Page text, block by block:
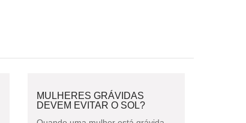
MULHERES GRÁVIDAS
DEVEM EVITAR O SOL?